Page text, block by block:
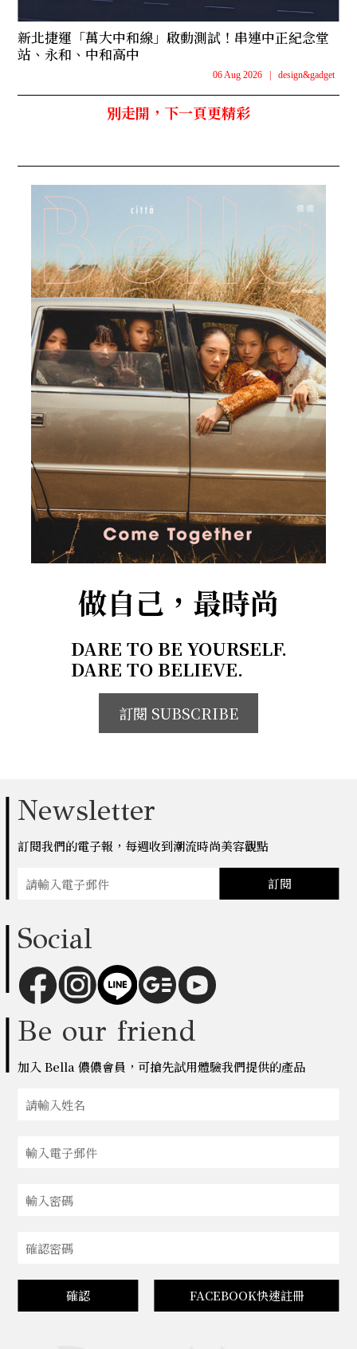
新北捷運「萬大中和線」啟動測試！串連中正紀念堂
站、永和、中和高中
06 Aug 2026 | design&gadget
別走開，下一頁更精彩
做自己，最時尚
DARE TO BE YOURSELF.
DARE TO BELIEVE.
訂閱 SUBSCRIBE
Newsletter
訂閱我們的電子報，每週收到潮流時尚美容觀點
訂閱
Social
Be our friend
加入 Bella 儂儂會員，可搶先試用體驗我們提供的產品
確認 FACEBOOK快速註冊